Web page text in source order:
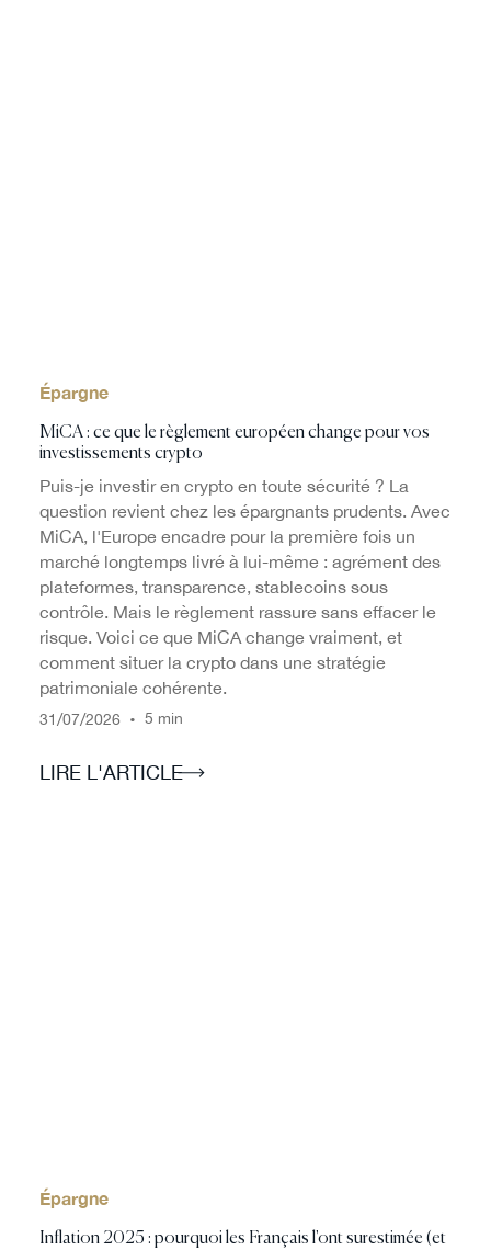
Épargne
MiCA : ce que le règlement européen change pour vos
investissements crypto
Puis-je investir en crypto en toute sécurité ? La
question revient chez les épargnants prudents. Avec
MiCA, l'Europe encadre pour la première fois un
marché longtemps livré à lui-même : agrément des
plateformes, transparence, stablecoins sous
contrôle. Mais le règlement rassure sans effacer le
risque. Voici ce que MiCA change vraiment, et
comment situer la crypto dans une stratégie
patrimoniale cohérente.
31/07/2026 • 5 min
LIRE L'ARTICLE
Épargne
Inflation 2025 : pourquoi les Français l'ont surestimée (et